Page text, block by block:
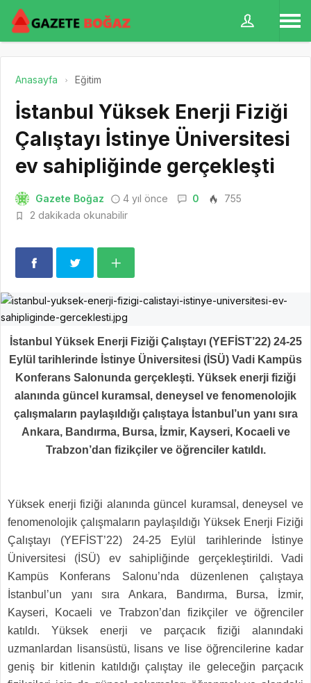
Anasayfa Eğitim
İstanbul Yüksek Enerji Fiziği
Çalıştayı İstinye Üniversitesi
ev sahipliğinde gerçekleşti
Gazete Boğaz 4 yıl önce 0
755
2 dakikada okunabilir
İstanbul Yüksek Enerji Fiziği Çalıştayı (YEFİST’22) 24-25
Eylül tarihlerinde İstinye Üniversitesi (İSÜ) Vadi Kampüs
Konferans Salonunda gerçekleşti. Yüksek enerji fiziği
alanında güncel kuramsal, deneysel ve fenomenolojik
çalışmaların paylaşıldığı çalıştaya İstanbul’un yanı sıra
Ankara, Bandırma, Bursa, İzmir, Kayseri, Kocaeli ve
Trabzon’dan fizikçiler ve öğrenciler katıldı.
Yüksek enerji fiziği alanında güncel kuramsal, deneysel ve
fenomenolojik çalışmaların paylaşıldığı Yüksek Enerji Fiziği
Çalıştayı (YEFİST’22) 24-25 Eylül tarihlerinde İstinye
Üniversitesi (İSÜ) ev sahipliğinde gerçekleştirildi. Vadi
Kampüs Konferans Salonu’nda düzenlenen çalıştaya
İstanbul’un yanı sıra Ankara, Bandırma, Bursa, İzmir,
Kayseri, Kocaeli ve Trabzon’dan fizikçiler ve öğrenciler
katıldı. Yüksek enerji ve parçacık fiziği alanındaki
uzmanlardan lisansüstü, lisans ve lise öğrencilerine kadar
geniş bir kitlenin katıldığı çalıştay ile geleceğin parçacık